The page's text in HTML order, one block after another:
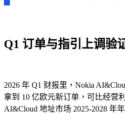
Q1 订单与指引上调验
2026 年 Q1 财报里，Nokia
拿到 10 亿欧元新订单，可比经营
AI&Cloud 地址市场 2025-2028 年